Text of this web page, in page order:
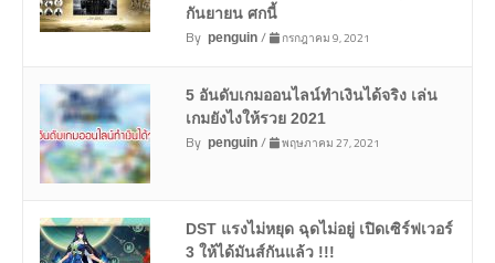
กันยายน ศกนี้
By penguin/ กรกฎาคม 9, 2021
5 อันดับเกมออนไลน์ทำเงินได้จริง เล่น
เกมยังไงให้รวย 2021
By penguin/ พฤษภาคม 27, 2021
DST แรงไม่หยุด ฉุดไม่อยู่ เปิดเซิร์ฟเวอร์
3 ให้ได้มันส์กันแล้ว !!!